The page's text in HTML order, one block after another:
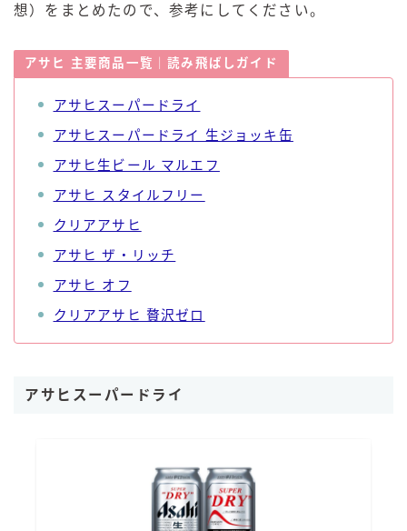
想）をまとめたので、参考にしてください。
アサヒ 主要商品一覧｜読み飛ばしガイド
アサヒスーパードライ
アサヒスーパードライ 生ジョッキ缶
アサヒ生ビール マルエフ
アサヒ スタイルフリー
クリアアサヒ
アサヒ ザ・リッチ
アサヒ オフ
クリアアサヒ 贅沢ゼロ
アサヒスーパードライ